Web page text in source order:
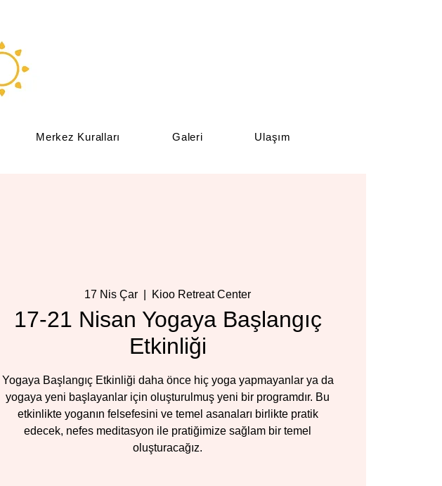
Merkez Kuralları Galeri Ulaşım
17 Nis Çar Kioo Retreat Center
17-21 Nisan Yogaya Başlangıç
Etkinliği
Yogaya Başlangıç Etkinliği daha önce hiç yoga yapmayanlar ya da
yogaya yeni başlayanlar için oluşturulmuş yeni bir programdır. Bu
etkinlikte yoganın felsefesini ve temel asanaları birlikte pratik
edecek, nefes meditasyon ile pratiğimize sağlam bir temel
oluşturacağız.